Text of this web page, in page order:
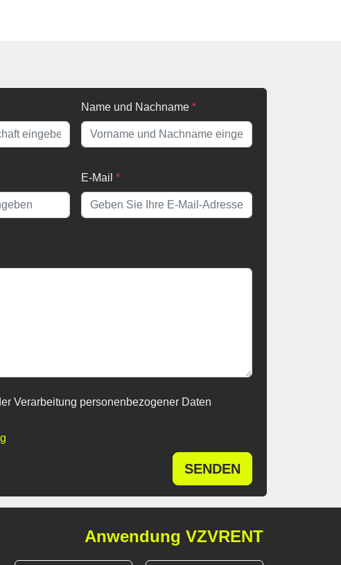
Name und Nachname *
E-Mail *
Verarbeitung personenbezogener Daten
SENDEN
Anwendung VZVRENT